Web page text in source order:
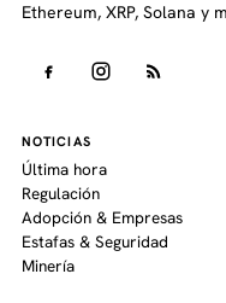
Ethereum, XRP, Solana y
NOTICIAS
Última hora
Regulación
Adopción & Empresas
Estafas & Seguridad
Minería